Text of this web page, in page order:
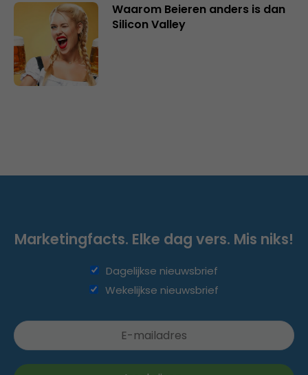
Waarom Beieren anders is dan
Silicon Valley
Marketingfacts. Elke dag vers. Mis niks!
Dagelijkse nieuwsbrief
Wekelijkse nieuwsbrief